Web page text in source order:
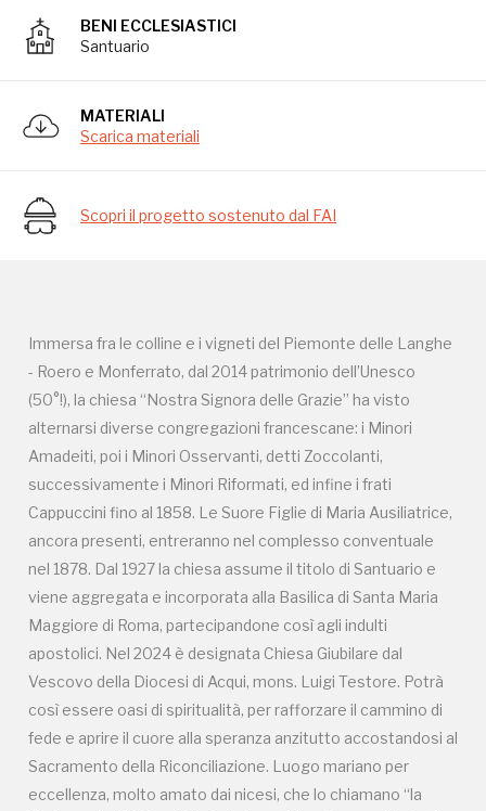
BENI ECCLESIASTICI
Santuario
MATERIALI
Scarica materiali
Scopri il progetto sostenuto dal FAI
Immersa fra le colline e i vigneti del Piemonte delle Langhe
- Roero e Monferrato, dal 2014 patrimonio dell’Unesco
(50°!), la chiesa “Nostra Signora delle Grazie” ha visto
alternarsi diverse congregazioni francescane: i Minori
Amadeiti, poi i Minori Osservanti, detti Zoccolanti,
successivamente i Minori Riformati, ed infine i frati
Cappuccini fino al 1858. Le Suore Figlie di Maria Ausiliatrice,
ancora presenti, entreranno nel complesso conventuale
nel 1878. Dal 1927 la chiesa assume il titolo di Santuario e
viene aggregata e incorporata alla Basilica di Santa Maria
Maggiore di Roma, partecipandone così agli indulti
apostolici. Nel 2024 è designata Chiesa Giubilare dal
Vescovo della Diocesi di Acqui, mons. Luigi Testore. Potrà
così essere oasi di spiritualità, per rafforzare il cammino di
fede e aprire il cuore alla speranza anzitutto accostandosi al
Sacramento della Riconciliazione. Luogo mariano per
eccellenza, molto amato dai nicesi, che lo chiamano “la
Campagne in corso in questo
luogo
I Luoghi del Cuore
Storico campagne in questo
luogo
Giornate FAI di Primavera
I Luoghi del Cuore